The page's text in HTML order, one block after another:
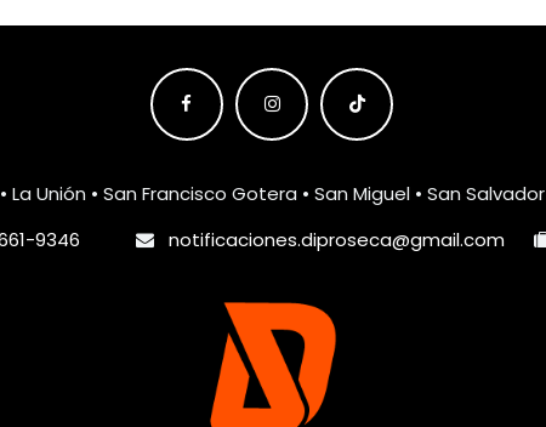
• La Unión • San Francisco Gotera • San Miguel • San Salvador
9346
notificaciones.diproseca@gmail.com